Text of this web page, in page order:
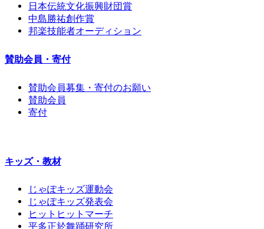
日本伝統文化振興財団賞
中島勝祐創作賞
邦楽技能者オーディション
賛助会員・寄付
賛助会員募集・寄付のお願い
賛助会員
寄付
キッズ・教材
じゃぽキッズ運動会
じゃぽキッズ発表会
ヒットヒットマーチ
平多正於舞踊研究所